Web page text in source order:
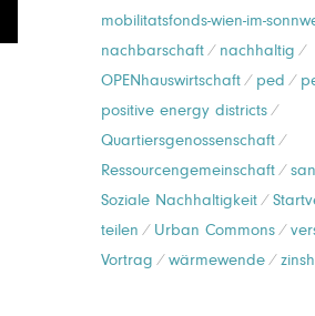
mobilitatsfonds-wien-im-
nachbarschaft
nachhaltig
OPENhauswirtschaft
ped
positive energy districts
Quartiersgenossenschaft
Ressourcengemeinschaft
Soziale Nachhaltigkeit
teilen
Urban Commons
Vortrag
wärmewende